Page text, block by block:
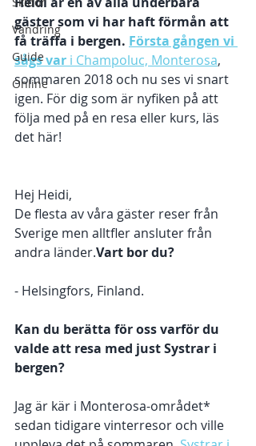
Vandring
Guide
Online
gäster som vi har haft förmån att
få träffa i bergen. Första gången vi
sågs var i Champoluc, Monterosa,
sommaren 2018 och nu ses vi snart
igen. För dig som är nyfiken på att
följa med på en resa eller kurs, läs
det här!
Hej Heidi,
De flesta av våra gäster reser från
Sverige men alltfler ansluter från
andra länder.Vart bor du?
- Helsingfors, Finland.
Kan du berätta för oss varför du
valde att resa med just Systrar i
bergen?
Jag är kär i Monterosa-området*
sedan tidigare vinterresor och ville